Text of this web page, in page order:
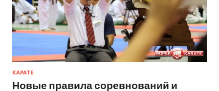
КАРАТЕ
Новые правила соревнований и